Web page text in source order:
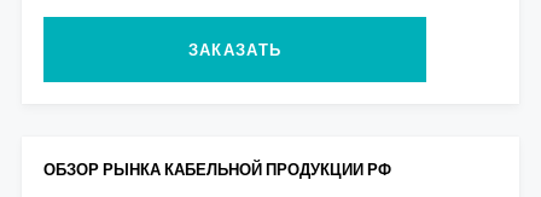
ЗАКАЗАТЬ
ОБЗОР РЫНКА КАБЕЛЬНОЙ ПРОДУКЦИИ РФ